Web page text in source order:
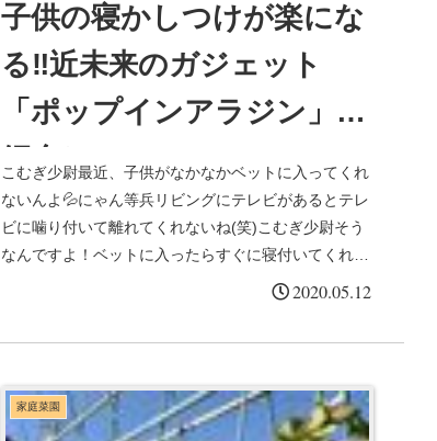
子供の寝かしつけが楽にな
る‼️近未来のガジェット
「ポップインアラジン」を
紹介✨
こむぎ少尉最近、子供がなかなかベットに入ってくれ
ないんよ💦にゃん等兵リビングにテレビがあるとテレ
ビに噛り付いて離れてくれないね(笑)こむぎ少尉そう
なんですよ！ベットに入ったらすぐに寝付いてくれる
んですけど😅にゃん等兵そんな時はポップインアラ...
2020.05.12
家庭菜園